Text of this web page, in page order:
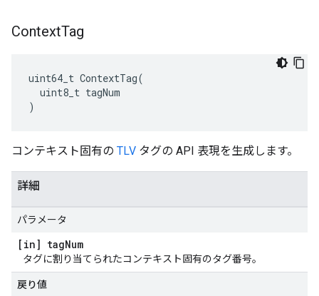
ContextTag
uint64_t ContextTag(
  uint8_t tagNum
)
コンテキスト固有の TLV タグの API 表現を生成します。
詳細
パラメータ
[in] tagNum
タグに割り当てられたコンテキスト固有のタグ番号。
戻り値